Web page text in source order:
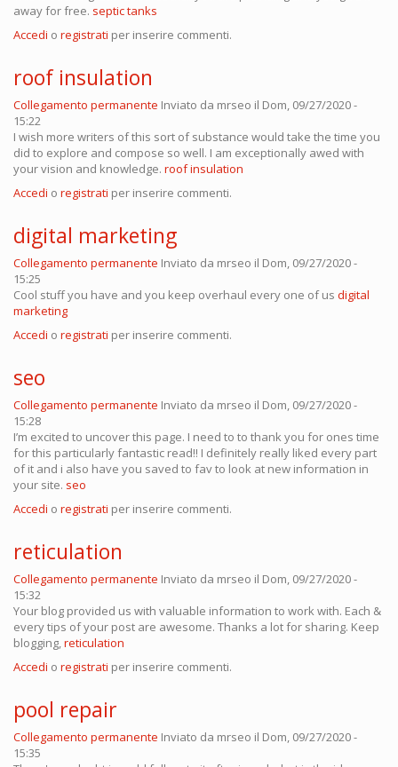
away for free. septic tanks
Accedi o registrati per inserire commenti.
roof insulation
Collegamento permanente Inviato da mrseo il Dom, 09/27/2020 -
15:22
I wish more writers of this sort of substance would take the time you
did to explore and compose so well. I am exceptionally awed with
your vision and knowledge. roof insulation
Accedi o registrati per inserire commenti.
digital marketing
Collegamento permanente Inviato da mrseo il Dom, 09/27/2020 -
15:25
Cool stuff you have and you keep overhaul every one of us digital
marketing
Accedi o registrati per inserire commenti.
seo
Collegamento permanente Inviato da mrseo il Dom, 09/27/2020 -
15:28
I’m excited to uncover this page. I need to to thank you for ones time
for this particularly fantastic read!! I definitely really liked every part
of it and i also have you saved to fav to look at new information in
your site. seo
Accedi o registrati per inserire commenti.
reticulation
Collegamento permanente Inviato da mrseo il Dom, 09/27/2020 -
15:32
Your blog provided us with valuable information to work with. Each &
every tips of your post are awesome. Thanks a lot for sharing. Keep
blogging,reticulation
Accedi o registrati per inserire commenti.
pool repair
Collegamento permanente Inviato da mrseo il Dom, 09/27/2020 -
15:35